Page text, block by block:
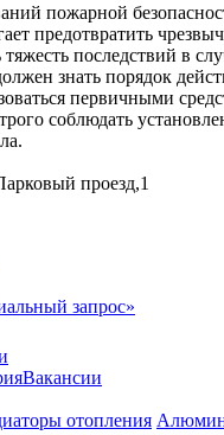
пожарной
предотвратить
последствий в
знать порядок
первичными
соблюдать
проезд,1
запрос»
Вакансии
отопления